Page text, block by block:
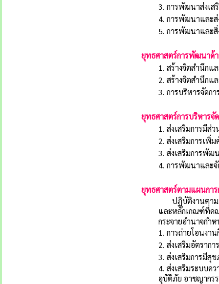
3. การพัฒนาส่งเ
4. การพัฒนาและ
5. การพัฒนาและ
ยุทธศาสตร์การพัฒนาด้
1. สร้างจิตสำนึกแ
2. สร้างจิตสำนึกแ
3. การบริหารจัดก
ยุทธศาสตร์การบริหารจั
1. ส่งเสริมการมีส่
2. ส่งเสริมการเพิ่
3. ส่งเสริมการพัฒ
4. การพัฒนาและ
ยุทธศาสตร์ตามแผนกา
ปฏิบัติงานตามภ
และหลักเกณฑ์ที่ค
กระจายอำนาจกำ
1. การถ่ายโอนงา
2. ส่งเสริมอัตราก
3. ส่งเสริมการมีสุ
4. ส่งเสริมระบบ
อุบัติภัย อาชญากร